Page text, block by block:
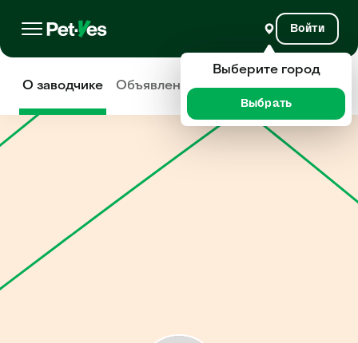
Войти
О заводчике Объявления Отзывы
Выберите город
Выбрать